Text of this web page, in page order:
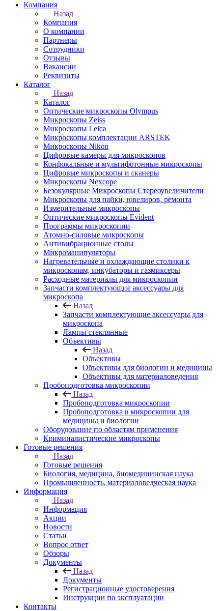
Компания
Назад
Компания
О компании
Партнеры
Сотрудники
Отзывы
Вакансии
Реквизиты
Каталог
Назад
Каталог
Оптические микроскопы Olympus
Микроскопы Zeiss
Микроскопы Leica
Микроскопы комплектации ARSTEK
Микроскопы Nikon
Цифровые камеры для микроскопов
Конфокальные и мультифотонные микроскопы
Цифровые микроскопы и сканеры
Микроскопы Nexcope
Безокулярные Микроскопы Стереоувеличители
Микроскопы для пайки, ювелиров, ремонта
Измерительные микроскопы
Оптические микроскопы Evident
Программы микроскопии
Атомно-силовые микроскопы
Антивибрационные столы
Микроманипуляторы
Нагревательные и охлаждающие столики к
микроскопам, инкубаторы и газмиксеры
Расходные материалы для микроскопии
Запчасти комплектующие аксессуары для
микроскопа
Назад
Запчасти комплектующие аксессуары для
микроскопа
Лампы стеклянные
Объективы
Назад
Объективы
Объективы для биологии и медицины
Объективы для материаловедения
Пробоподготовка микроскопии
Назад
Пробоподготовка микроскопии
Пробоподготовка в микроскопии для
медицины и биологии
Оборудование по областям применения
Криминалистические микроскопы
Готовые решения
Назад
Готовые решения
Биология, медицина, биомедицинская наука
Промышленность, материаловедческая наука
Информация
Назад
Информация
Акции
Новости
Статьи
Вопрос ответ
Обзоры
Документы
Назад
Документы
Регистрационные удостоверения
Инструкции по эксплуатации
Контакты